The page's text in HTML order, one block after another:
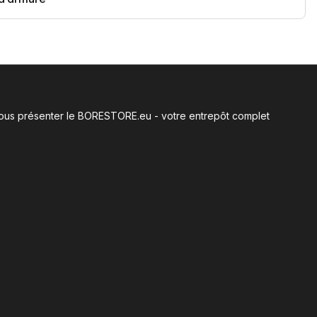
présenter le BORESTORE.eu - votre entrepôt complet